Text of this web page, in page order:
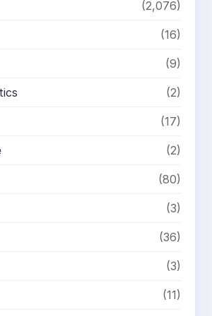
(2,076)
(16)
(9)
(2)
(17)
(2)
(80)
(3)
(36)
(3)
(11)